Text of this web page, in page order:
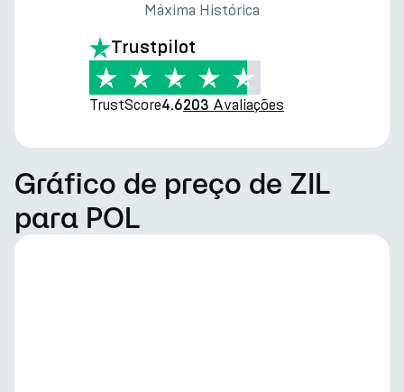
Máxima Histórica
Trustpilot
TrustScore4.6203 Avaliações
Gráfico de preço de ZIL
para POL